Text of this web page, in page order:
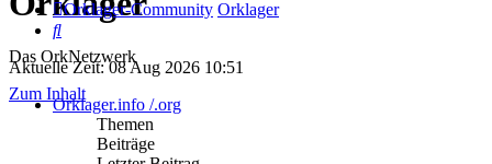
Das OrkNetzwerk
Zum Inhalt
Orklager-Community Orklager
Suche
Aktuelle Zeit: 08 Aug 2026 10:51
Orklager.info /.org
Themen
Beiträge